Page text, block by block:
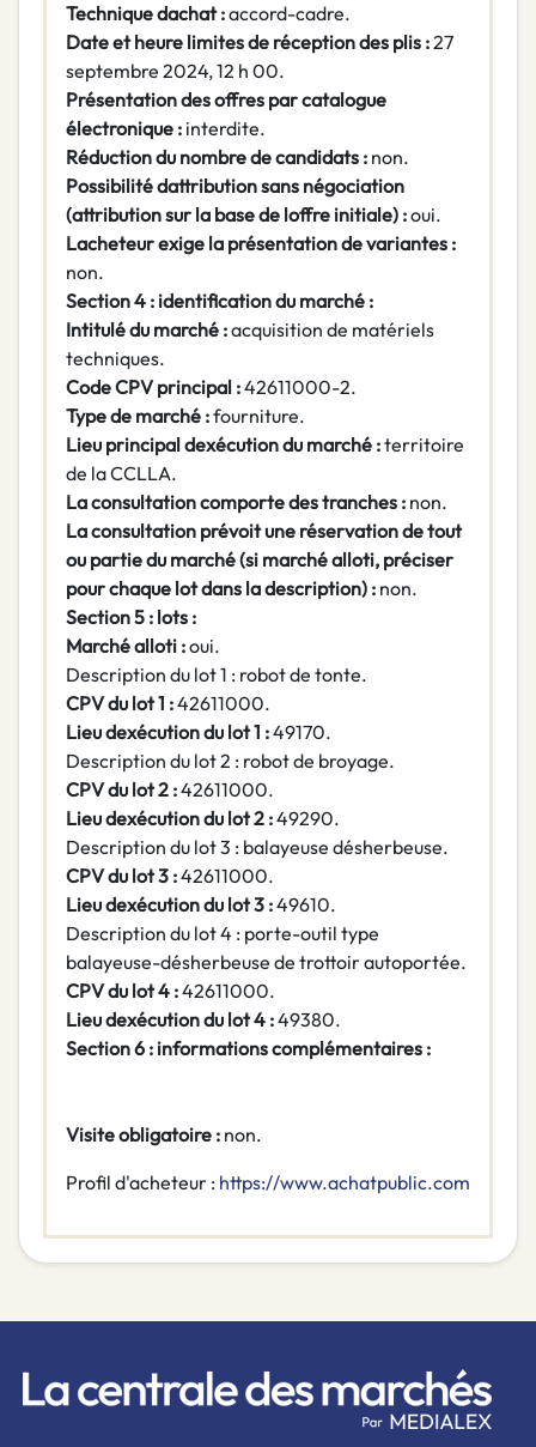
Technique dachat :accord-cadre.
Date et heure limites de réception des plis :27
septembre 2024, 12 h 00.
Présentation des offres par catalogue
électronique : interdite.
Réduction du nombre de candidats : non.
Possibilité dattribution sans négociation
(attribution sur la base de loffre initiale) :oui.
Lacheteur exige la présentation de variantes :
non.
Section 4 : identification du marché :
Intitulé du marché :acquisition de matériels
techniques.
Code CPV principal :42611000-2.
Type de marché :fourniture.
Lieu principal dexécution du marché :territoire
de la CCLLA.
La consultation comporte des tranches : non.
La consultation prévoit une réservation de tout
ou partie du marché (si marché alloti, préciser
pour chaque lot dans la description) : non.
Section 5 : lots :
Marché alloti :oui.
Description du lot 1 : robot de tonte.
CPV du lot 1 :42611000.
Lieu dexécution du lot 1 :49170.
Description du lot 2 : robot de broyage.
CPV du lot 2 :42611000.
Lieu dexécution du lot 2 :49290.
Description du lot 3 : balayeuse désherbeuse.
CPV du lot 3 :42611000.
Lieu dexécution du lot 3 :49610.
Description du lot 4 : porte-outil type
balayeuse-désherbeuse de trottoir autoportée.
CPV du lot 4 :42611000.
Lieu dexécution du lot 4 :49380.
Section 6 : informations complémentaires :
Visite obligatoire : non.
Profil d'acheteur : https://www.achatpublic.com